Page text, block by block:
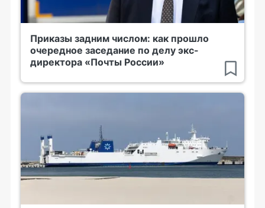
Приказы задним числом: как прошло
очередное заседание по делу экс-
директора «Почты России»